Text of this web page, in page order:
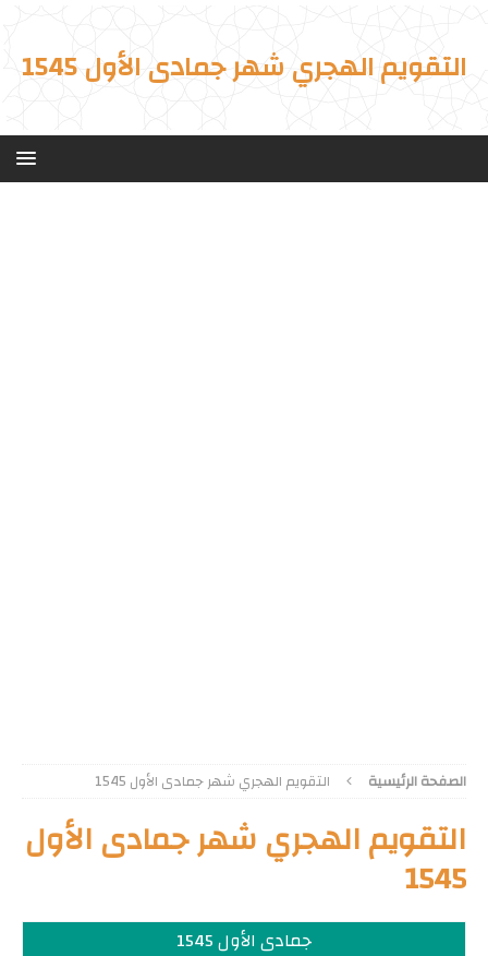
التقويم الهجري شهر جمادى الأول 1545
الصفحة الرئيسية التقويم الهجري شهر جمادى الأول 1545
التقويم الهجري شهر جمادى الأول
1545
جمادى الأول 1545